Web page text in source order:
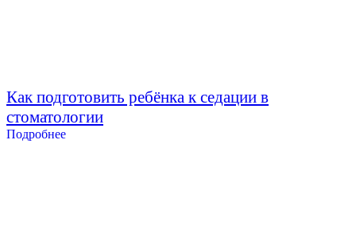
Как подготовить ребёнка к седации в
стоматологии
Подробнее